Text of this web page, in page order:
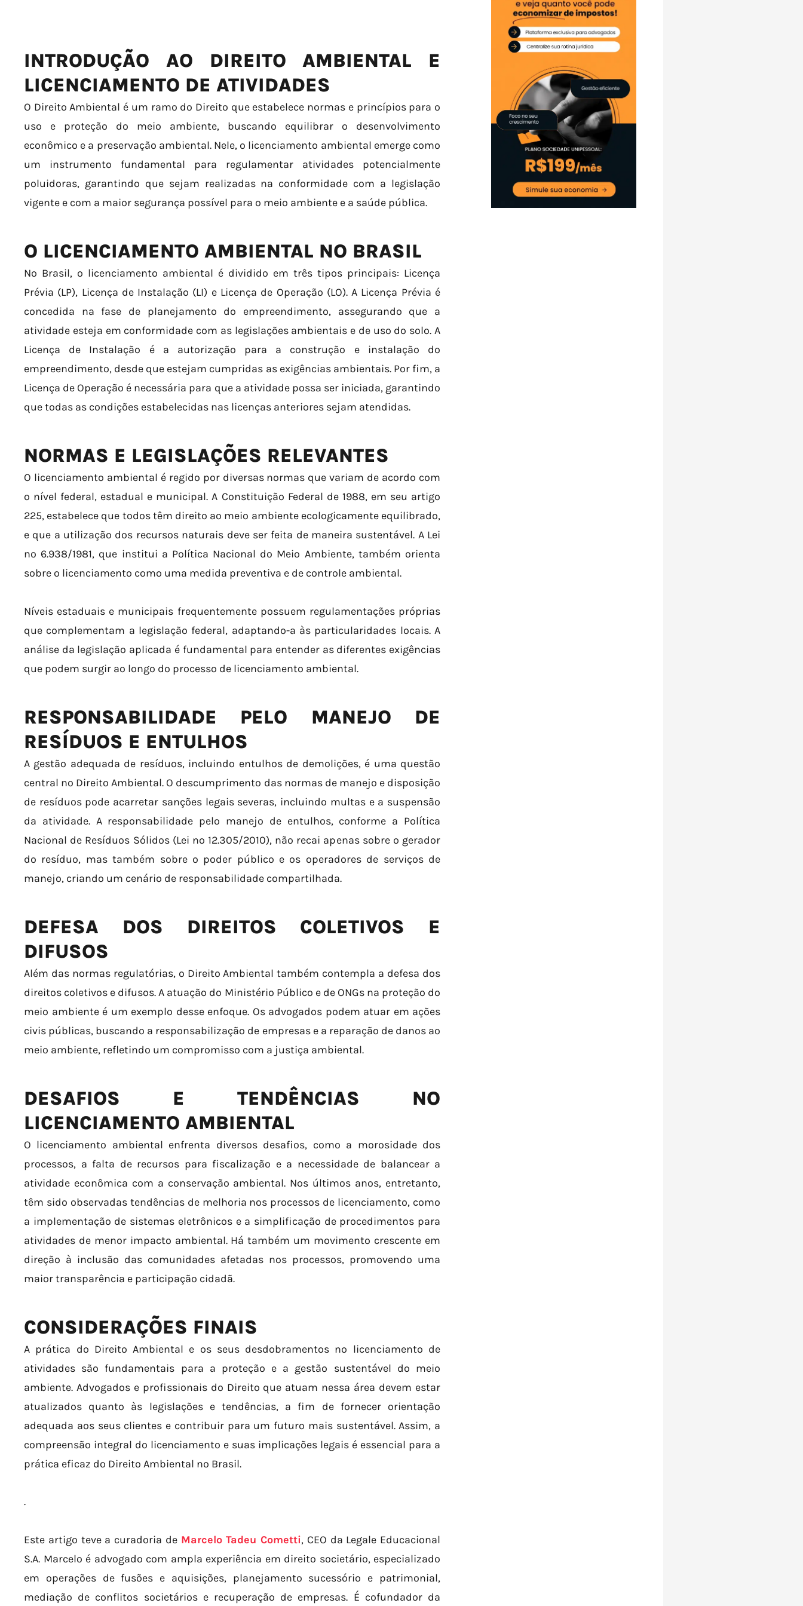
INTRODUÇÃO AO DIREITO AMBIENTAL E
LICENCIAMENTO DE ATIVIDADES
O Direito Ambiental é um ramo do Direito que estabelece normas e princípios para o
uso e proteção do meio ambiente, buscando equilibrar o desenvolvimento
econômico e a preservação ambiental. Nele, o licenciamento ambiental emerge como
um instrumento fundamental para regulamentar atividades potencialmente
poluidoras, garantindo que sejam realizadas na conformidade com a legislação
vigente e com a maior segurança possível para o meio ambiente e a saúde pública.
O LICENCIAMENTO AMBIENTAL NO BRASIL
No Brasil, o licenciamento ambiental é dividido em três tipos principais: Licença
Prévia (LP), Licença de Instalação (LI) e Licença de Operação (LO). A Licença Prévia é
concedida na fase de planejamento do empreendimento, assegurando que a
atividade esteja em conformidade com as legislações ambientais e de uso do solo. A
Licença de Instalação é a autorização para a construção e instalação do
empreendimento, desde que estejam cumpridas as exigências ambientais. Por fim, a
Licença de Operação é necessária para que a atividade possa ser iniciada, garantindo
que todas as condições estabelecidas nas licenças anteriores sejam atendidas.
NORMAS E LEGISLAÇÕES RELEVANTES
O licenciamento ambiental é regido por diversas normas que variam de acordo com
o nível federal, estadual e municipal. A Constituição Federal de 1988, em seu artigo
225, estabelece que todos têm direito ao meio ambiente ecologicamente equilibrado,
e que a utilização dos recursos naturais deve ser feita de maneira sustentável. A Lei
nº 6.938/1981, que institui a Política Nacional do Meio Ambiente, também orienta
sobre o licenciamento como uma medida preventiva e de controle ambiental.
Níveis estaduais e municipais frequentemente possuem regulamentações próprias
que complementam a legislação federal, adaptando-a às particularidades locais. A
análise da legislação aplicada é fundamental para entender as diferentes exigências
que podem surgir ao longo do processo de licenciamento ambiental.
RESPONSABILIDADE PELO MANEJO DE
RESÍDUOS E ENTULHOS
A gestão adequada de resíduos, incluindo entulhos de demolições, é uma questão
central no Direito Ambiental. O descumprimento das normas de manejo e disposição
de resíduos pode acarretar sanções legais severas, incluindo multas e a suspensão
da atividade. A responsabilidade pelo manejo de entulhos, conforme a Política
Nacional de Resíduos Sólidos (Lei nº 12.305/2010), não recai apenas sobre o gerador
do resíduo, mas também sobre o poder público e os operadores de serviços de
manejo, criando um cenário de responsabilidade compartilhada.
DEFESA DOS DIREITOS COLETIVOS E
DIFUSOS
Além das normas regulatórias, o Direito Ambiental também contempla a defesa dos
direitos coletivos e difusos. A atuação do Ministério Público e de ONGs na proteção do
meio ambiente é um exemplo desse enfoque. Os advogados podem atuar em ações
civis públicas, buscando a responsabilização de empresas e a reparação de danos ao
meio ambiente, refletindo um compromisso com a justiça ambiental.
DESAFIOS E TENDÊNCIAS NO
LICENCIAMENTO AMBIENTAL
O licenciamento ambiental enfrenta diversos desafios, como a morosidade dos
processos, a falta de recursos para fiscalização e a necessidade de balancear a
atividade econômica com a conservação ambiental. Nos últimos anos, entretanto,
têm sido observadas tendências de melhoria nos processos de licenciamento, como
a implementação de sistemas eletrônicos e a simplificação de procedimentos para
atividades de menor impacto ambiental. Há também um movimento crescente em
direção à inclusão das comunidades afetadas nos processos, promovendo uma
maior transparência e participação cidadã.
CONSIDERAÇÕES FINAIS
A prática do Direito Ambiental e os seus desdobramentos no licenciamento de
atividades são fundamentais para a proteção e a gestão sustentável do meio
ambiente. Advogados e profissionais do Direito que atuam nessa área devem estar
atualizados quanto às legislações e tendências, a fim de fornecer orientação
adequada aos seus clientes e contribuir para um futuro mais sustentável. Assim, a
compreensão integral do licenciamento e suas implicações legais é essencial para a
prática eficaz do Direito Ambiental no Brasil.
.
Este artigo teve a curadoria de Marcelo Tadeu Cometti, CEO da Legale Educacional
S.A. Marcelo é advogado com ampla experiência em direito societário, especializado
em operações de fusões e aquisições, planejamento sucessório e patrimonial,
mediação de conflitos societários e recuperação de empresas. É cofundador da